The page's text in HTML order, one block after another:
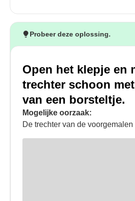
Probeer deze oplossing.
Open het klepje en
trechter schoon
van een borsteltje.
Mogelijke oorzaak:
De trechter van de